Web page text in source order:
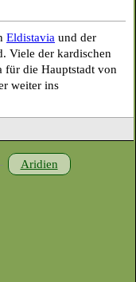
Eldistavia und der
Viele der kardischen
für die Hauptstadt von
weiter ins
Aridien